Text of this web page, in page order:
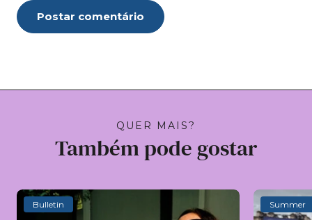
Postar comentário
QUER MAIS?
Também pode gostar
Bulletin Summer